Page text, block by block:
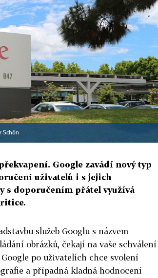
Schön
Google zavádí nový typ
uživatelů i s jejich
s doporučením přátel využívá
služeb Googlu s názvem
obrázků, čekají na vaše schválení
po uživatelích chce svolení
a případná kladná hodnocení